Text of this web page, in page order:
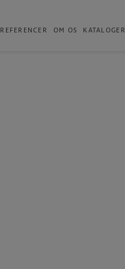
REFERENCER OM OS KATALOGER